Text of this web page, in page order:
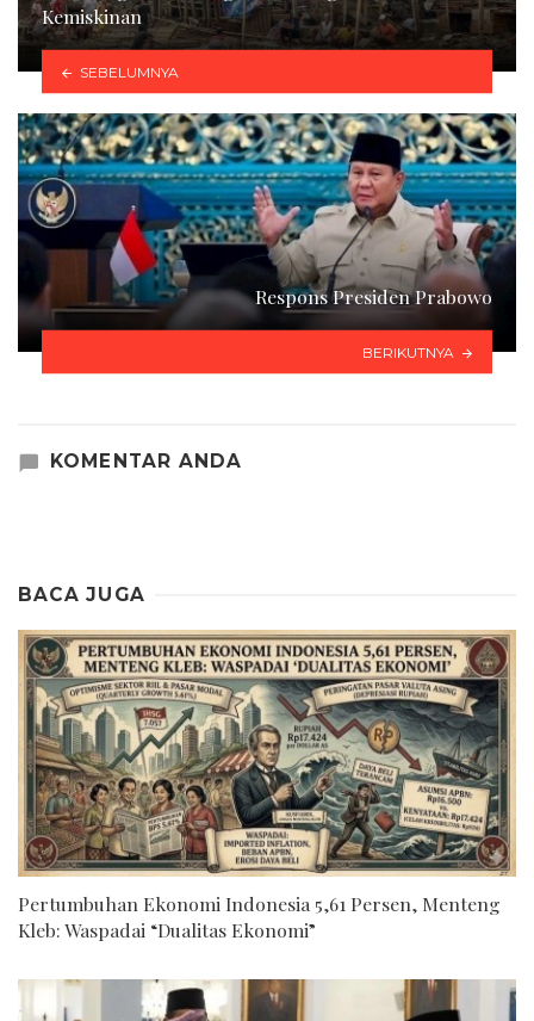
Kemiskinan
SEBELUMNYA
Respons Presiden Prabowo
BERIKUTNYA
KOMENTAR ANDA
BACA JUGA
Pertumbuhan Ekonomi Indonesia 5,61 Persen, Menteng
Kleb: Waspadai “Dualitas Ekonomi”